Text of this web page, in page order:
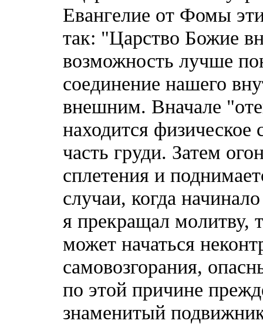
Евангелие от Фомы
так: "Царство Божие
возможность лучше
соединение нашего
внешним. Вначале
находится физическое
часть груди. Затем
сплетения и
случаи, когда
я прекращал молитву,
может начаться
самовозгорания,
по этой причине
знаменитый